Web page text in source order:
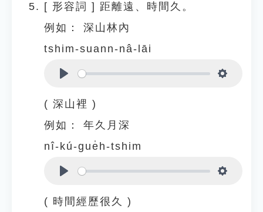
[ 形容詞 ] 距離遠、時間久。
例如：
深山林內
tshim-suann-nâ-lāi
( 深山裡 )
例如：
年久月深
nî-kú-gue̍h-tshim
( 時間經歷很久 )